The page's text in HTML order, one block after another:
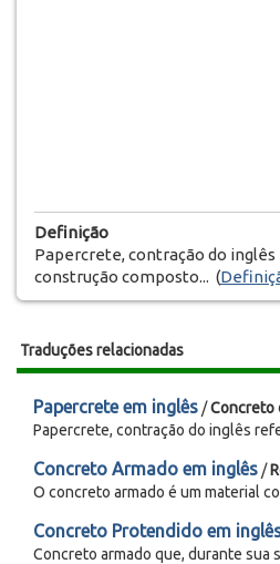
Definição
Papercrete, contração do
construção composto... (
Traduções relacionadas
Papercrete em inglês /Concreto
Papercrete, contração do inglês
Concreto Armado em inglês /
O concreto armado é um material
Concreto Protendido em
Concreto armado que, durante sua